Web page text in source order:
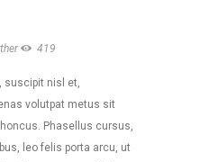
419
suscipit nisl et,
volutpat metus sit
Phasellus cursus,
leo felis porta arcu, ut